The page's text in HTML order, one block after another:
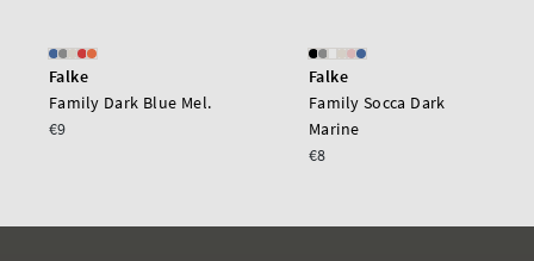
Falke
Family Dark Blue Mel.
€9
Falke
Family Socca Dark
Marine
€8